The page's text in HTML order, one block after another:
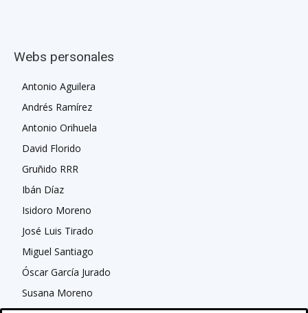
Webs personales
Antonio Aguilera
Andrés Ramírez
Antonio Orihuela
David Florido
Gruñido RRR
Ibán Díaz
Isidoro Moreno
José Luis Tirado
Miguel Santiago
Óscar García Jurado
Susana Moreno